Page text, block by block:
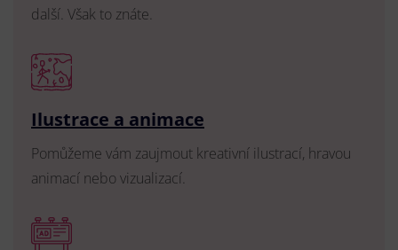
další. Však to znáte.
Ilustrace a animace
Pomůžeme vám zaujmout kreativní ilustrací, hravou
animací nebo vizualizací.